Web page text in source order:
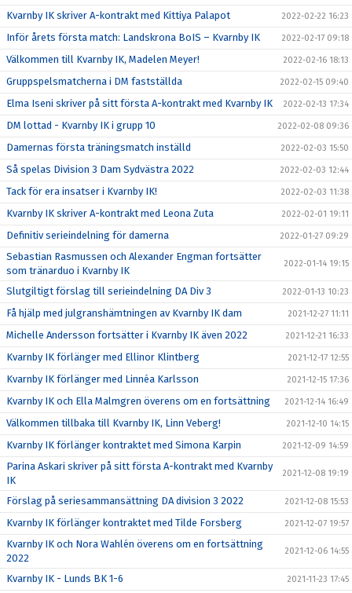
Kvarnby IK skriver A-kontrakt med Kittiya Palapot 2022-02-22 16:23
Inför årets första match: Landskrona BoIS – Kvarnby IK 2022-02-17 09:18
Välkommen till Kvarnby IK, Madelen Meyer! 2022-02-16 18:13
Gruppspelsmatcherna i DM fastställda 2022-02-15 09:40
Elma Iseni skriver på sitt första A-kontrakt med Kvarnby IK 2022-02-13 17:34
DM lottad - Kvarnby IK i grupp 10 2022-02-08 09:36
Damernas första träningsmatch inställd 2022-02-03 15:50
Så spelas Division 3 Dam Sydvästra 2022 2022-02-03 12:44
Tack för era insatser i Kvarnby IK! 2022-02-03 11:38
Kvarnby IK skriver A-kontrakt med Leona Zuta 2022-02-01 19:11
Definitiv serieindelning för damerna 2022-01-27 09:29
Sebastian Rasmussen och Alexander Engman fortsätter
som tränarduo i Kvarnby IK
2022-01-14 19:15
Slutgiltigt förslag till serieindelning DA Div 3 2022-01-13 10:23
Få hjälp med julgranshämtningen av Kvarnby IK dam 2021-12-27 11:11
Michelle Andersson fortsätter i Kvarnby IK även 2022 2021-12-21 16:33
Kvarnby IK förlänger med Ellinor Klintberg 2021-12-17 12:55
Kvarnby IK förlänger med Linnéa Karlsson 2021-12-15 17:36
Kvarnby IK och Ella Malmgren överens om en fortsättning 2021-12-14 16:49
Välkommen tillbaka till Kvarnby IK, Linn Veberg! 2021-12-10 14:15
Kvarnby IK förlänger kontraktet med Simona Karpin 2021-12-09 14:59
Parina Askari skriver på sitt första A-kontrakt med Kvarnby
IK
2021-12-08 19:19
Förslag på seriesammansättning DA division 3 2022 2021-12-08 15:53
Kvarnby IK förlänger kontraktet med Tilde Forsberg 2021-12-07 19:57
Kvarnby IK och Nora Wahlén överens om en fortsättning
2022
2021-12-06 14:55
Kvarnby IK - Lunds BK 1-6 2021-11-23 17:45